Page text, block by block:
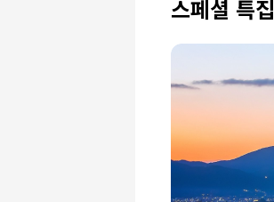
스페셜 특집